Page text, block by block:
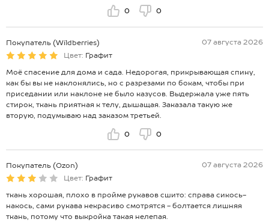
0 0
Покупатель (Wildberries)
07 августа 2026
Цвет: Графит
Моё спасение для дома и сада. Недорогая, прикрывающая спину,
как бы вы не наклонялись, но с разрезами по бокам, чтобы при
приседании или наклоне не было казусов. Выдержала уже пять
стирок, ткань приятная к телу, дышащая. Заказала такую же
вторую, подумываю над заказом третьей.
0 0
Покупатель (Ozon)
07 августа 2026
Цвет: Графит
ткань хорошая, плохо в пройме рукавов сшито: справа сикось-
накось, сами рукава некрасиво смотрятся - болтается лишняя
ткань, потому что выкройка такая нелепая.